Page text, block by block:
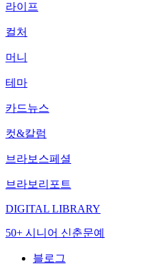
라이프
컬처
머니
테마
카드뉴스
컷&칼럼
브라보스페셜
브라보리포트
DIGITAL LIBRARY
50+ 시니어 신춘문예
블로그